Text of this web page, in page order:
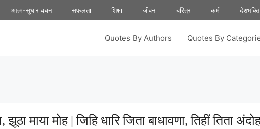
आत्म-सुधार वचन सफलता शिक्षा जीवन चरित्र कर्म देशभक्ति
Quotes By Authors Quotes By
माया मोह | जिहि धारि जिता बाधावणा, तिहीं तिता